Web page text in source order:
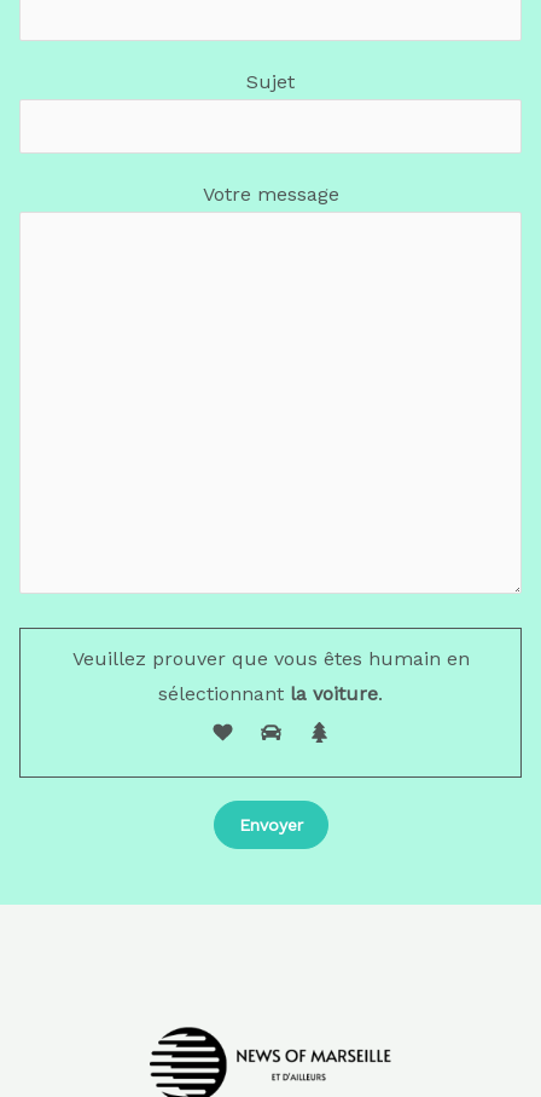
Sujet
Votre message
Veuillez prouver que vous êtes humain en
sélectionnant la voiture.